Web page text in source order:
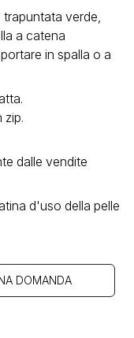
trapuntata verde,
a catena
in spalla o a
zip.
dalle vendite
d'uso della pelle
DOMANDA